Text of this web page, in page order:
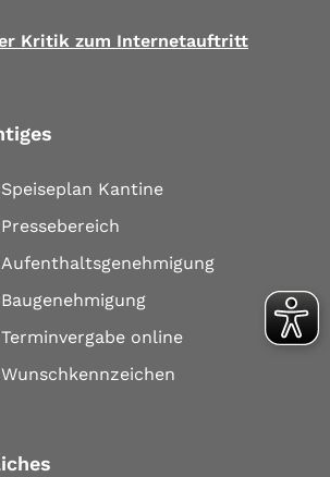
Kritik zum Internetauftritt
Speiseplan Kantine
Pressebereich
Aufenthaltsgenehmigung
Baugenehmigung
Terminvergabe online
Wunschkennzeichen